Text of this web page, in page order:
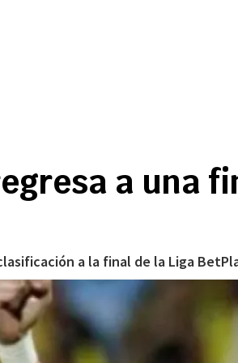
a una
a la final de la Liga